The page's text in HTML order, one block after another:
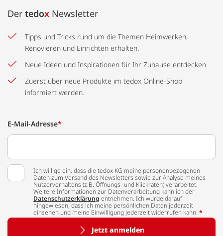
Der tedox Newsletter
Tipps und Tricks rund um die Themen Heimwerken,
Renovieren und Einrichten erhalten.
Neue Ideen und Inspirationen für Ihr Zuhause entdecken.
Zuerst über neue Produkte im tedox Online-Shop
informiert werden.
E-Mail-Adresse*
Ich willige ein, dass die tedox KG meine personenbezogenen
Daten zum Versand des Newsletters sowie zur Analyse meines
Nutzerverhaltens (z.B. Öffnungs- und Klickraten) verarbeitet.
Weitere Informationen zur Datenverarbeitung kann ich der
Datenschutzerklärung entnehmen. Ich wurde darauf
hingewiesen, dass ich meine persönlichen Daten jederzeit
einsehen und meine Einwilligung jederzeit widerrufen kann. *
Jetzt anmelden